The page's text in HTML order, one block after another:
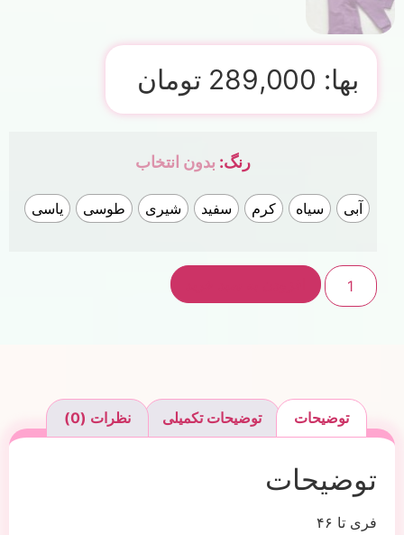
بها: 289,000 تومان
رنگ: بدون انتخاب
آبی سیاه کرم سفید شیری طوسی یاسی
توضیحات توضیحات تکمیلی نظرات (0)
توضیحات
فری تا ۴۶